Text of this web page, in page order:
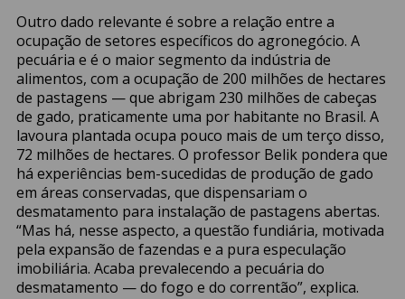
Outro dado relevante é sobre a relação entre a
ocupação de setores específicos do agronegócio. A
pecuária e é o maior segmento da indústria de
alimentos, com a ocupação de 200 milhões de hectares
de pastagens — que abrigam 230 milhões de cabeças
de gado, praticamente uma por habitante no Brasil. A
lavoura plantada ocupa pouco mais de um terço disso,
72 milhões de hectares. O professor Belik pondera que
há experiências bem-sucedidas de produção de gado
em áreas conservadas, que dispensariam o
desmatamento para instalação de pastagens abertas.
“Mas há, nesse aspecto, a questão fundiária, motivada
pela expansão de fazendas e a pura especulação
imobiliária. Acaba prevalecendo a pecuária do
desmatamento — do fogo e do correntão”, explica.